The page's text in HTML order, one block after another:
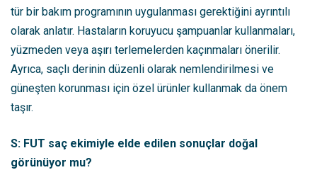
tür bir bakım programının uygulanması gerektiğini ayrıntılı
olarak anlatır. Hastaların koruyucu şampuanlar kullanmaları,
yüzmeden veya aşırı terlemelerden kaçınmaları önerilir.
Ayrıca, saçlı derinin düzenli olarak nemlendirilmesi ve
güneşten korunması için özel ürünler kullanmak da önem
taşır.
S: FUT saç ekimiyle elde edilen sonuçlar doğal
görünüyor mu?